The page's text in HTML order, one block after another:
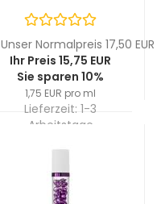
Unser Normalpreis 17,50 EUR
Ihr Preis 15,75 EUR
Sie sparen 10%
1,75 EUR pro ml
Lieferzeit: 1-3
Arbeitstage